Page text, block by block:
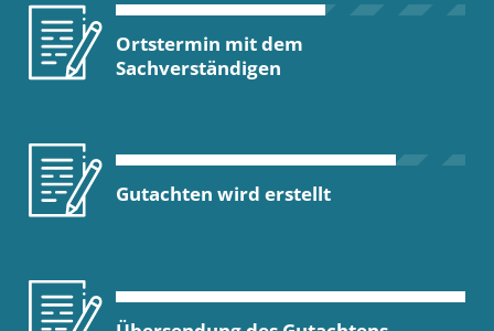
Ortstermin mit dem
Sachverständigen
Gutachten wird erstellt